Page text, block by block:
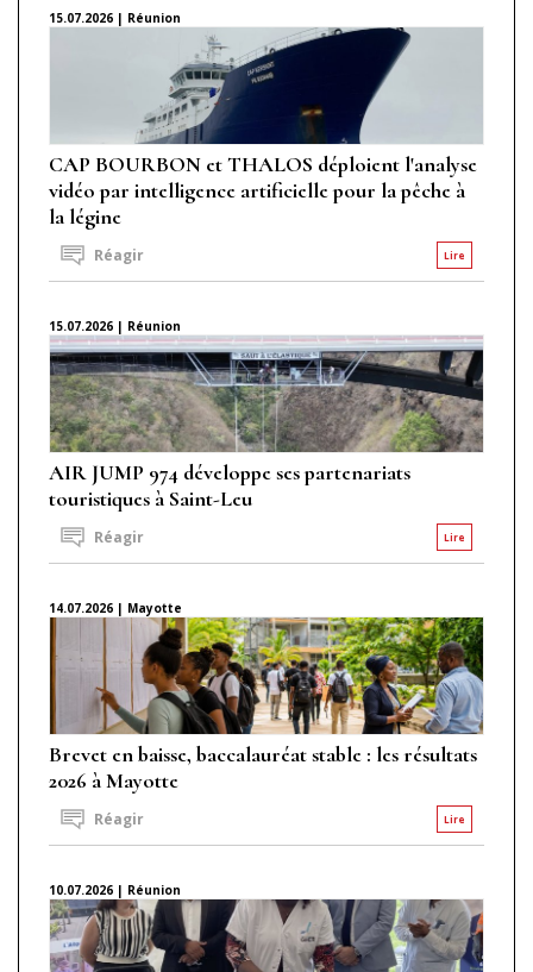
15.07.2026 | Réunion
CAP BOURBON et THALOS déploient l'analyse
vidéo par intelligence artificielle pour la pêche à
la légine
Lire
Réagir
15.07.2026 | Réunion
AIR JUMP 974 développe ses partenariats
touristiques à Saint-Leu
Lire
Réagir
14.07.2026 | Mayotte
Brevet en baisse, baccalauréat stable : les résultats
2026 à Mayotte
Lire
Réagir
10.07.2026 | Réunion